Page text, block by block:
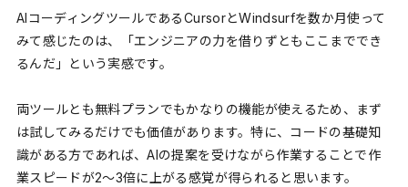
AIコーディングツールであるCursorとWindsurfを数か月使って
みて感じたのは、「エンジニアの力を借りずともここまででき
るんだ」という実感です。
両ツールとも無料プランでもかなりの機能が使えるため、まず
は試してみるだけでも価値があります。特に、コードの基礎知
識がある方であれば、AIの提案を受けながら作業することで作
業スピードが2〜3倍に上がる感覚が得られると思います。